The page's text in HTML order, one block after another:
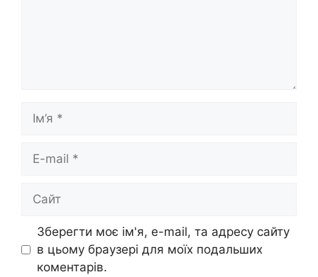
mail
Зберегти моє ім'я, e-mail, та адресу сайту
в цьому браузері для моїх подальших
коментарів.